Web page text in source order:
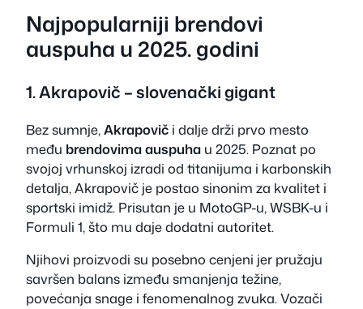
Najpopularniji brendovi
auspuha u 2025. godini
1.Akrapovič – slovenački gigant
Bez sumnje,Akrapovič i dalje drži prvo mesto
među brendovima auspuha u 2025. Poznat po
svojoj vrhunskoj izradi od titanijuma i karbonskih
detalja, Akrapovič je postao sinonim za kvalitet i
sportski imidž. Prisutan je u MotoGP-u, WSBK-u i
Formuli 1, što mu daje dodatni autoritet.
Njihovi proizvodi su posebno cenjeni jer pružaju
savršen balans između smanjenja težine,
povećanja snage i fenomenalnog zvuka. Vozači